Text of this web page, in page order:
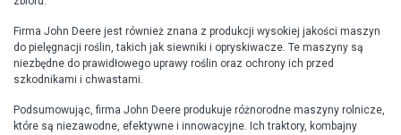
Firma John Deere jest również znana z produkcji wysokiej jakości maszyn
do pielęgnacji roślin, takich jak siewniki i opryskiwacze. Te maszyny są
niezbędne do prawidłowego uprawy roślin oraz ochrony ich przed
szkodnikami i chwastami.
Podsumowując, firma John Deere produkuje różnorodne maszyny rolnicze,
które są niezawodne, efektywne i innowacyjne. Ich traktory, kombajny